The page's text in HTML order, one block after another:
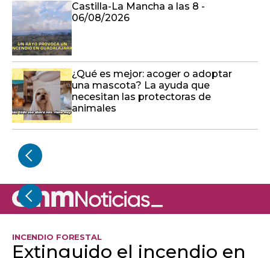
Castilla-La Mancha a las 8 -
06/08/2026
¿Qué es mejor: acoger o adoptar
una mascota? La ayuda que
necesitan las protectoras de
animales
INCENDIO FORESTAL
Extinguido el incendio en